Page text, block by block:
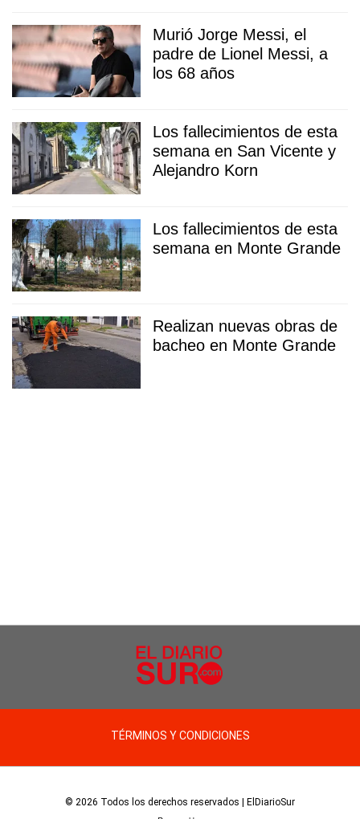
Murió Jorge Messi, el
padre de Lionel Messi, a
los 68 años
Los fallecimientos de esta
semana en San Vicente y
Alejandro Korn
Los fallecimientos de esta
semana en Monte Grande
Realizan nuevas obras de
bacheo en Monte Grande
TÉRMINOS Y CONDICIONES
© 2026 Todos los derechos reservados | ElDiarioSur